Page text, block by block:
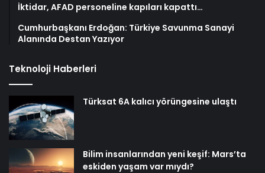
İktidar, AFAD personeline kapıları kapattı…
Cumhurbaşkanı Erdoğan: Türkiye Savunma Sanayi
Alanında Destan Yazıyor
Teknoloji Haberleri
Türksat 6A kalıcı yörüngesine ulaştı
Bilim insanlarından yeni keşif: Mars’ta
eskiden yaşam var mıydı?